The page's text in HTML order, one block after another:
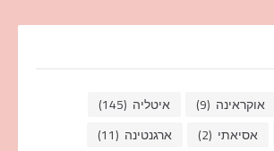
אוקראינה (9) איטליה (145)
אסיאתי (2) ארגנטינה (11)